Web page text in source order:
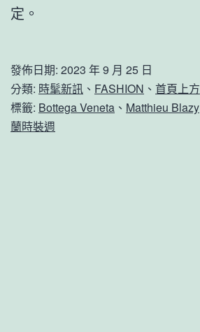
定。
發佈日期: 2023 年 9 月 25 日
分類: 時髦新訊 、 FASHION 、 首頁上方
標籤: Bottega Veneta 、 Matthieu Blazy
蘭時裝週